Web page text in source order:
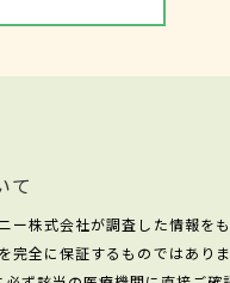
て
株式会社が調査した情報をも
全に保証するものではありま